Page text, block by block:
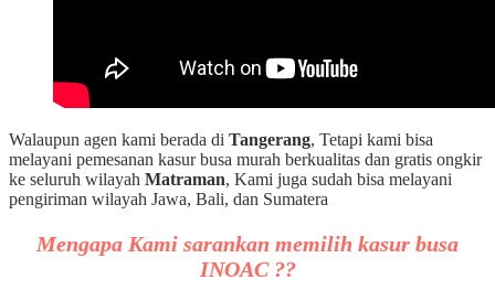
Walaupun agen kami berada di Tangerang, Tetapi kami bisa
melayani pemesanan kasur busa murah berkualitas dan gratis ongkir
ke seluruh wilayah Matraman, Kami juga sudah bisa melayani
pengiriman wilayah Jawa, Bali, dan Sumatera
Mengapa Kami sarankan memilih kasur busa
INOAC ??